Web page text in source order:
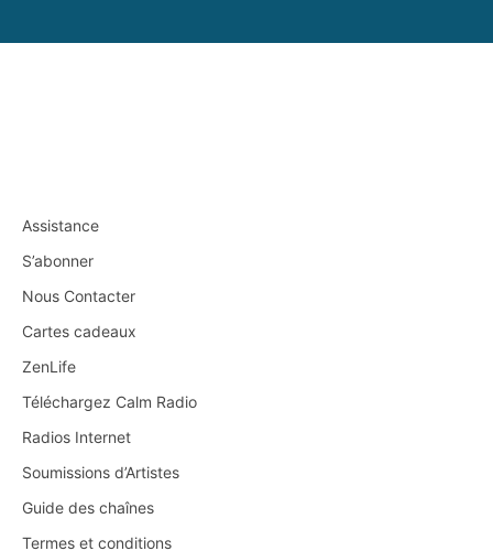
Assistance
S’abonner
Nous Contacter
Cartes cadeaux
ZenLife
Téléchargez Calm Radio
Radios Internet
Soumissions d’Artistes
Guide des chaînes
Termes et conditions